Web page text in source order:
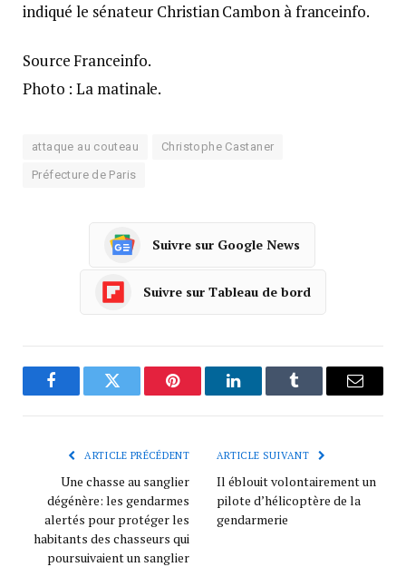
indiqué le sénateur Christian Cambon à franceinfo.
Source Franceinfo.
Photo : La matinale.
attaque au couteau Christophe Castaner
Préfecture de Paris
Suivre sur Google News
Suivre sur Tableau de bord
FacebookTwitter Pinterest LinkedInTumblr
ARTICLE PRÉCÉDENT
Une chasse au sanglier
dégénère: les gendarmes
alertés pour protéger les
habitants des chasseurs qui
poursuivaient un sanglier
ARTICLE SUIVANT
Il éblouit volontairement un
pilote d’hélicoptère de la
gendarmerie